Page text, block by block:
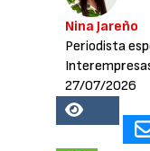
Nina Jareño
Periodista
27/07/2026
14087